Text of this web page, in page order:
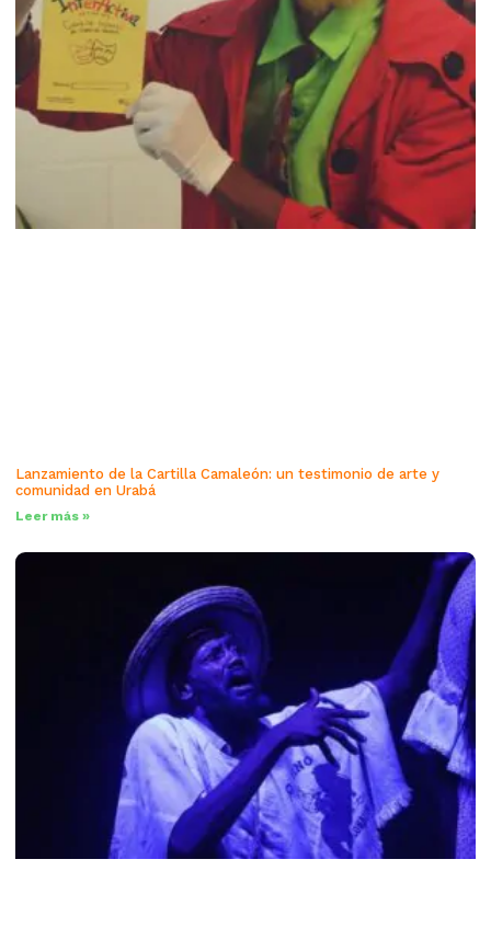
Lanzamiento de la Cartilla Camaleón: un testimonio de arte y
comunidad en Urabá
Leer más »